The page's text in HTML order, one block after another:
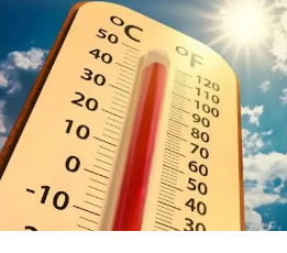
Comparte esto:
Facebook X
Me gusta esto: